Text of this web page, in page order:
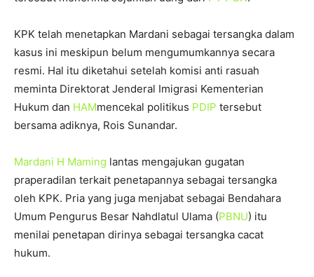
KPK telah menetapkan Mardani sebagai tersangka dalam
kasus ini meskipun belum mengumumkannya secara
resmi. Hal itu diketahui setelah komisi anti rasuah
meminta Direktorat Jenderal Imigrasi Kementerian
Hukum dan HAMmencekal politikus PDIP tersebut
bersama adiknya, Rois Sunandar.
Mardani H Maming lantas mengajukan gugatan
praperadilan terkait penetapannya sebagai tersangka
oleh KPK. Pria yang juga menjabat sebagai Bendahara
Umum Pengurus Besar Nahdlatul Ulama (PBNU) itu
menilai penetapan dirinya sebagai tersangka cacat
hukum.